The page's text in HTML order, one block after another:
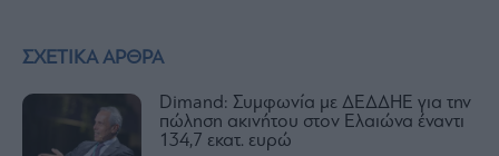
ΣΧΕΤΙΚΑ ΑΡΘΡΑ
Dimand: Συμφωνία με ΔΕΔΔΗΕ για την
πώληση ακινήτου στον Ελαιώνα έναντι
134,7 εκατ. ευρώ